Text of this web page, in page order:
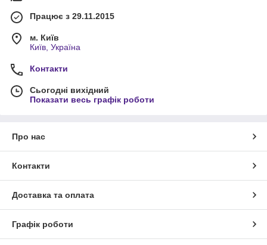
Працює з 29.11.2015
м. Київ
Київ, Україна
Контакти
Сьогодні вихідний
Показати весь графік роботи
Про нас
Контакти
Доставка та оплата
Графік роботи